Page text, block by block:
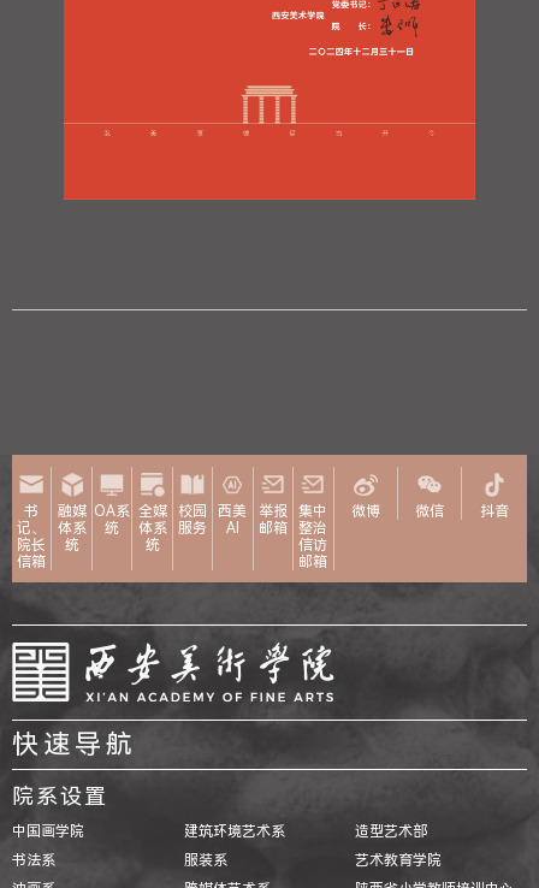
书
记、
院长
信箱
融媒
体系
统
OA系
统
全媒
体系
统
校园
服务
西美
AI
举报
邮箱
集中
整治
信访
邮箱
微博 微信 抖音
快速导航
院系设置
中国画学院
书法系
建筑环境艺术系
服装系
造型艺术部
艺术教育学院